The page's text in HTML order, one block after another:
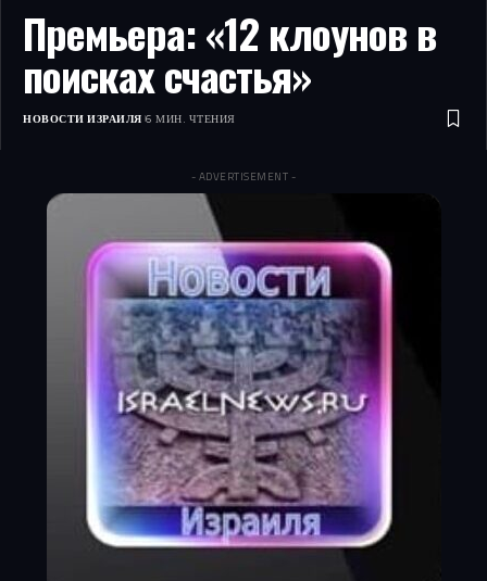
Премьера: «12 клоунов в
поисках счастья»
НОВОСТИ ИЗРАИЛЯ 6 МИН. ЧТЕНИЯ
- ADVERTISEMENT -